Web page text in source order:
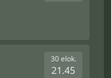
30 elok.
21.45